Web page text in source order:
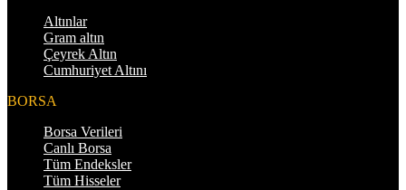
Altınlar
Gram altın
Çeyrek Altın
Cumhuriyet Altını
BORSA
Borsa Verileri
Canlı Borsa
Tüm Endeksler
Tüm Hisseler